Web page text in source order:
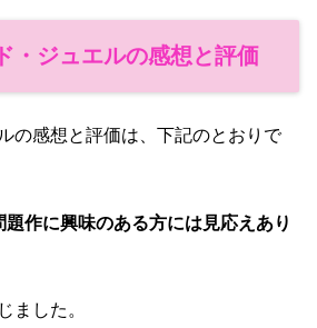
・ジュエルの感想と評価
の感想と評価は、下記のとおりで
に興味のある方には見応えあり
ました。